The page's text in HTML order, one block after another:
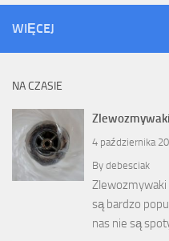
WIĘCEJ
NA CZASIE
4 października
By debesciak
Zlewozmywaki
są bardzo
nas nie są